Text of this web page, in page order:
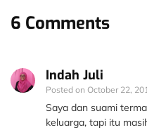
6 Comments
Indah Juli
Posted on October 22,
Saya dan suami
keluarga, tapi itu